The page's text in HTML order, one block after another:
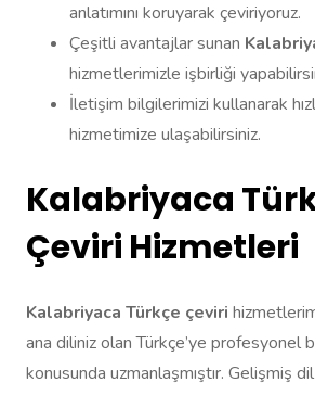
anlatımını koruyarak çeviriyoruz.
Çeşitli avantajlar sunan
hizmetlerimizle işbirliği
İletişim bilgilerimizi kullanarak
hizmetimize ulaşabilirsiniz.
Kalabriyaca
Çeviri Hizmetleri
Kalabriyaca Türkçe çeviri
ana diliniz olan Türkçe’ye profesyonel
konusunda uzmanlaşmıştır. Gelişmiş